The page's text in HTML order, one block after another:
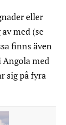
eller
med (se
finns även
Angola med
sig på fyra